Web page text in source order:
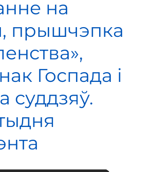
на
прышчэпка
Госпада і
суддзяў.